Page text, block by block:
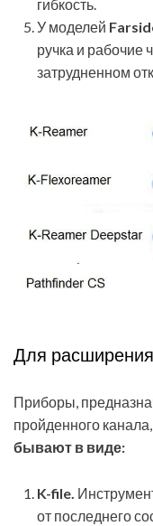
гибкость.
У моделей
ручка и рабочие
затрудненном
Для
Приборы,
пройденного
бывают в виде:
K-file.
от последнего